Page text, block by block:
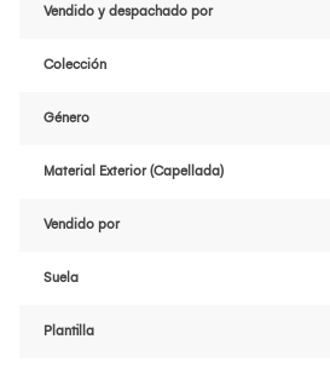
Vendido y despachado por
Colección
Género
Material Exterior (Capellada)
Vendido por
Suela
Plantilla